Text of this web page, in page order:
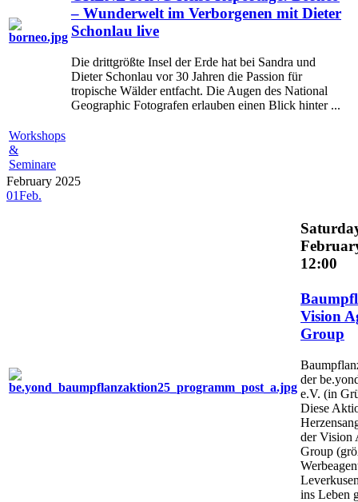
– Wunderwelt im Verborgenen mit Dieter
Schonlau live
Die drittgrößte Insel der Erde hat bei Sandra und
Dieter Schonlau vor 30 Jahren die Passion für
tropische Wälder entfacht. Die Augen des National
Geographic Fotografen erlauben einen Blick hinter ...
Workshops
&
Seminare
February 2025
01Feb.
12:00
Vision
Group
der
e.V. (in
Diese
der Vision
Group
ins Leben